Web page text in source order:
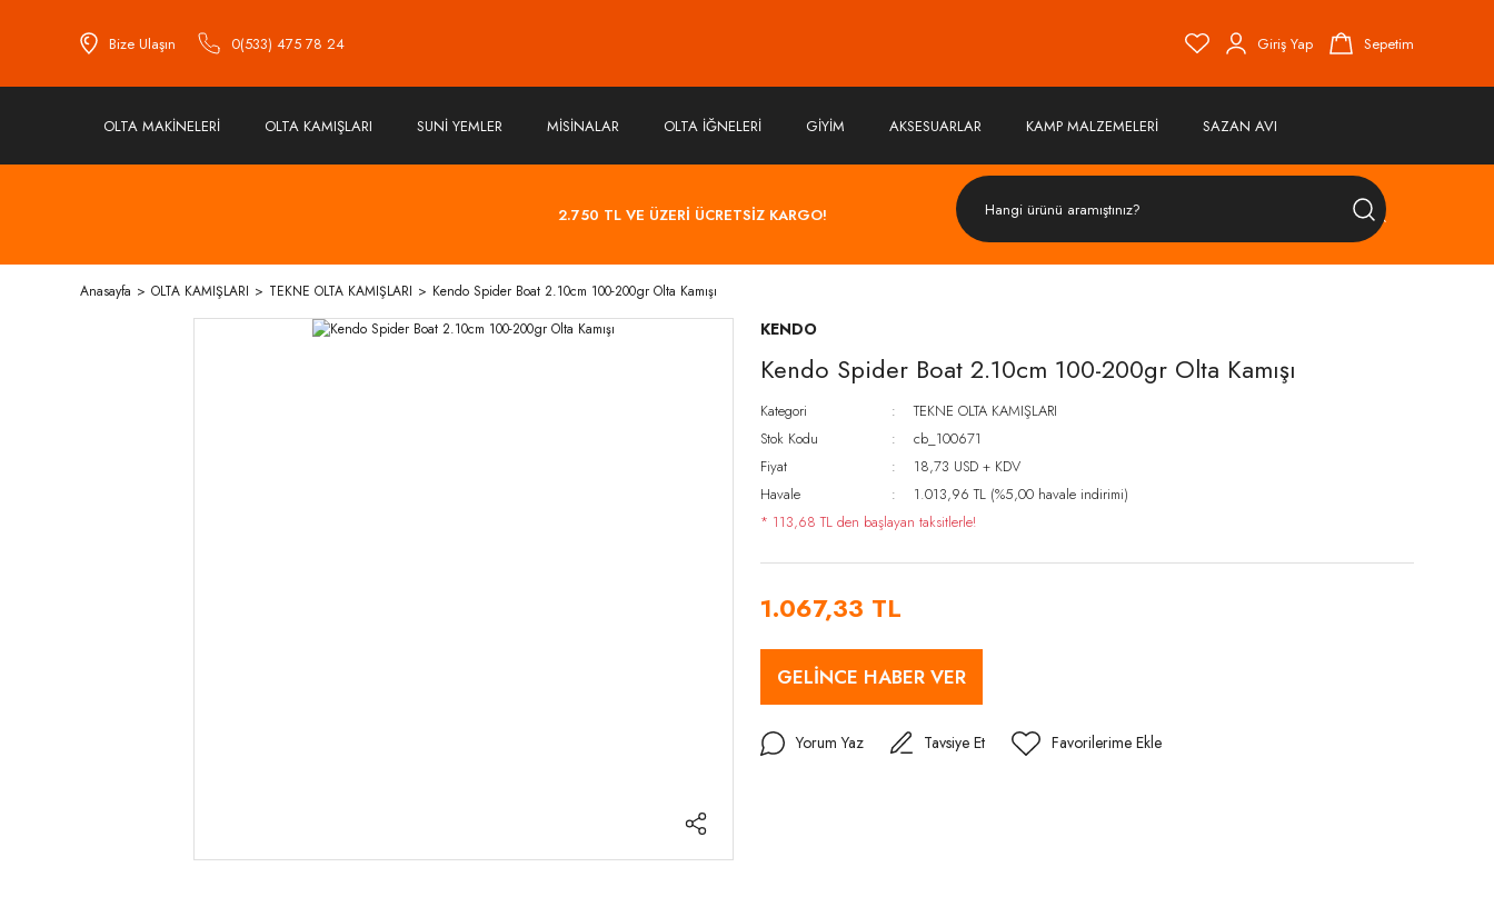
Bize Ulaşın 0(533) 475 78 24 Giriş Yap Sepetim
OLTA MAKİNELERİ OLTA KAMIŞLARI SUNİ YEMLER MİSİNALAR OLTA İĞNELERİ GİYİM AKSESUARLAR KAMP MALZEMELERİ SAZAN AVI
2.750 TL VE ÜZERİ ÜCRETSİZ KARGO!
ÜRÜN
Anasayfa OLTA KAMIŞLARI TEKNE OLTA KAMIŞLARI Kendo Spider Boat 2.10cm 100-200gr Olta Kamışı
KENDO
Kendo Spider Boat 2.10cm 100-200gr Olta Kamışı
Kategori
TEKNE OLTA KAMIŞLARI
Stok Kodu
cb_100671
Fiyat
18,73 USD + KDV
Havale
1.013,96 TL (%5,00 havale indirimi)
* 113,68 TL den başlayan taksitlerle!
1.067,33 TL
GELİNCE HABER VER
Yorum Yaz Tavsiye Et